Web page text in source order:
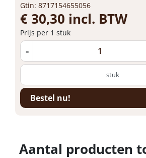
Gtin: 8717154655056
€ 30,30 incl. BTW
Prijs per 1 stuk
-
stuk
Bestel nu!
Aantal producten